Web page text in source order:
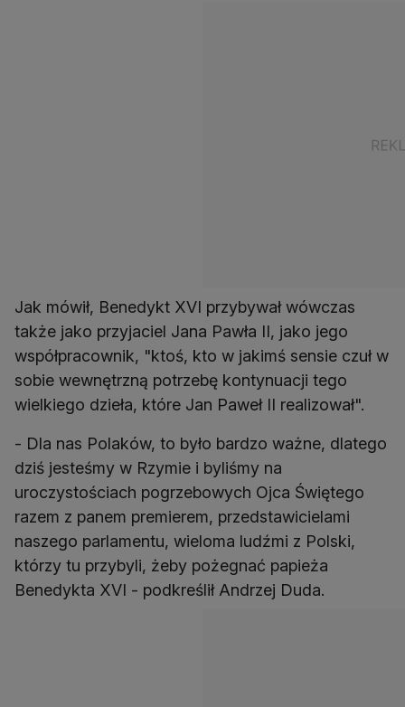
Jak mówił, Benedykt XVI przybywał wówczas
także jako przyjaciel Jana Pawła II, jako jego
współpracownik, "ktoś, kto w jakimś sensie czuł w
sobie wewnętrzną potrzebę kontynuacji tego
wielkiego dzieła, które Jan Paweł II realizował".
- Dla nas Polaków, to było bardzo ważne, dlatego
dziś jesteśmy w Rzymie i byliśmy na
uroczystościach pogrzebowych Ojca Świętego
razem z panem premierem, przedstawicielami
naszego parlamentu, wieloma ludźmi z Polski,
którzy tu przybyli, żeby pożegnać papieża
Benedykta XVI - podkreślił Andrzej Duda.